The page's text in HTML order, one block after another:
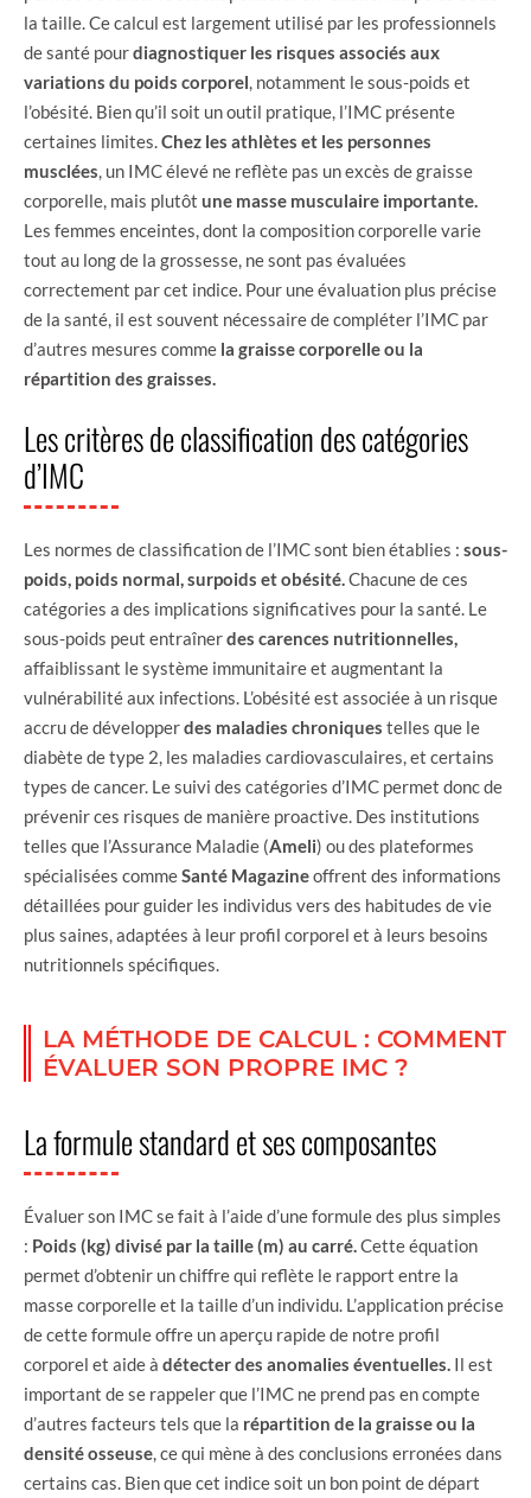
la taille. Ce calcul est largement utilisé par les professionnels
de santé pourdiagnostiquer les risques associés aux
variations du poids corporel , notamment le sous-poids et
l’obésité. Bien qu’il soit un outil pratique, l’IMC présente
certaines limites. Chez les athlètes et les personnes
musclées , un IMC élevé ne reflète pas un excès de graisse
corporelle, mais plutôt une masse musculaire importante.
Les femmes enceintes, dont la composition corporelle varie
tout au long de la grossesse, ne sont pas évaluées
correctement par cet indice. Pour une évaluation plus précise
de la santé, il est souvent nécessaire de compléter l’IMC par
d’autres mesures comme la graisse corporelle ou la
répartition des graisses.
Les critères de classification des catégories
d’IMC
Les normes de classification de l’IMC sont bien établies : sous-
poids, poids normal, surpoids et obésité. Chacune de ces
catégories a des implications significatives pour la santé. Le
sous-poids peut entraînerdes carences nutritionnelles,
affaiblissant le système immunitaire et augmentant la
vulnérabilité aux infections. L’obésité est associée à un risque
accru de développerdes maladies chroniques telles que le
diabète de type 2, les maladies cardiovasculaires, et certains
types de cancer. Le suivi des catégories d’IMC permet donc de
prévenir ces risques de manière proactive. Des institutions
telles que l’Assurance Maladie (Ameli) ou des plateformes
spécialisées commeSanté Magazineoffrent des informations
détaillées pour guider les individus vers des habitudes de vie
plus saines, adaptées à leur profil corporel et à leurs besoins
nutritionnels spécifiques.
LA MÉTHODE DE CALCUL : COMMENT
ÉVALUER SON PROPRE IMC ?
La formule standard et ses composantes
Évaluer son IMC se fait à l’aide d’une formule des plus simples
: Poids (kg) divisé par la taille (m) au carré. Cette équation
permet d’obtenir un chiffre qui reflète le rapport entre la
masse corporelle et la taille d’un individu. L’application précise
de cette formule offre un aperçu rapide de notre profil
corporel et aide à détecter des anomalies éventuelles. Il est
important de se rappeler que l’IMC ne prend pas en compte
d’autres facteurs tels que la répartition de la graisse ou la
densité osseuse , ce qui mène à des conclusions erronées dans
certains cas. Bien que cet indice soit un bon point de départ